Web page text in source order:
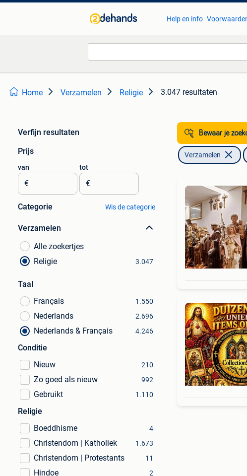
Help en info
Home Verzamelen Religie 3.047 resultaten
Verfijn resultaten
Prijs
van
€
tot
€
Categorie Wis de categorie
Verzamelen
Alle zoekertjes
Religie
3.047
Taal
Français
1.550
Nederlands 2.696
Nederlands & Français 4.246
Conditie
Nieuw
210
Zo goed als nieuw 992
Gebruikt 1.110
Religie
Boeddhisme
4
Christendom | Katholiek 1.673
Christendom | Protestants 11
Hindoe 2
Bewaar je
Verzamelen